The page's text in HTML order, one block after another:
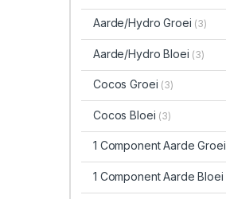
Aarde/Hydro Groei (3)
Aarde/Hydro Bloei (3)
Cocos Groei (3)
Cocos Bloei (3)
1 Component Aarde Groei
1 Component Aarde Bloei